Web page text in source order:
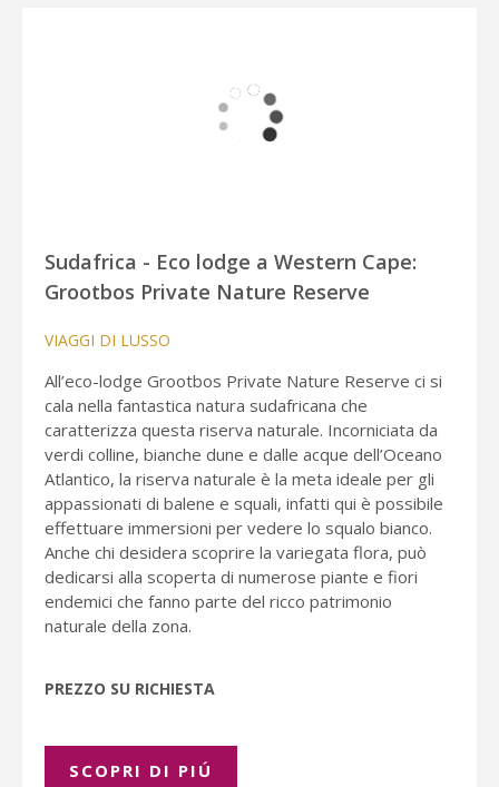
Sudafrica - Eco lodge a Western Cape:
Grootbos Private Nature Reserve
VIAGGI DI LUSSO
All’eco-lodge Grootbos Private Nature Reserve ci si
cala nella fantastica natura sudafricana che
caratterizza questa riserva naturale. Incorniciata da
verdi colline, bianche dune e dalle acque dell’Oceano
Atlantico, la riserva naturale è la meta ideale per gli
appassionati di balene e squali, infatti qui è possibile
effettuare immersioni per vedere lo squalo bianco.
Anche chi desidera scoprire la variegata flora, può
dedicarsi alla scoperta di numerose piante e fiori
endemici che fanno parte del ricco patrimonio
naturale della zona.
PREZZO SU RICHIESTA
SCOPRI DI PIÚ